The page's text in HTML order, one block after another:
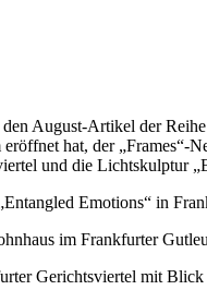
August-Artikel der Reihe
hat, der „Frames“-
und die Lichtskulptur